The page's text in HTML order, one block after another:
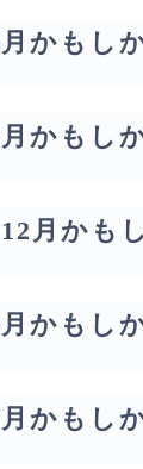
かもし
かもし
月かも
かもし
かもし